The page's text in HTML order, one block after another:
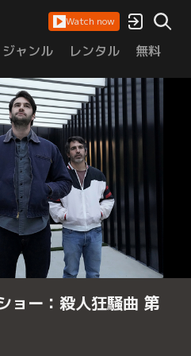
Watch now
ジャンル レンタル 無料
ョー：殺人狂騒曲 第